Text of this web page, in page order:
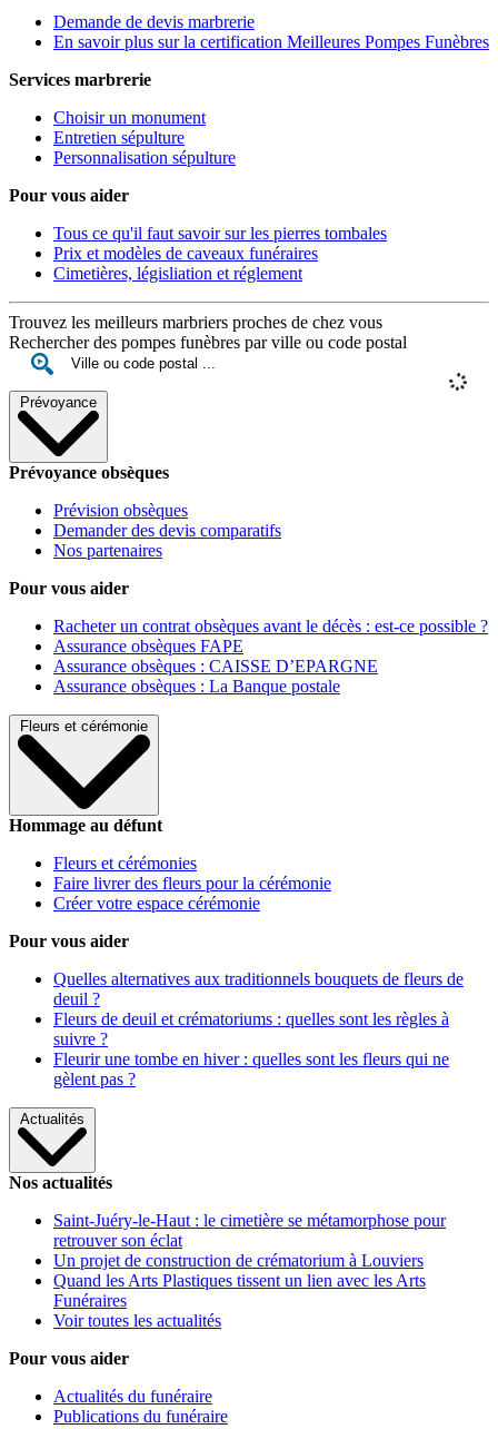
Demande de devis marbrerie
En savoir plus sur la certification Meilleures Pompes Funèbres
Services marbrerie
Choisir un monument
Entretien sépulture
Personnalisation sépulture
Pour vous aider
Tous ce qu'il faut savoir sur les pierres tombales
Prix et modèles de caveaux funéraires
Cimetières, législiation et réglement
Trouvez les meilleurs marbriers proches de chez vous
Rechercher des pompes funèbres par ville ou code postal
Prévoyance
Prévoyance obsèques
Prévision obsèques
Demander des devis comparatifs
Nos partenaires
Pour vous aider
Racheter un contrat obsèques avant le décès : est-ce possible ?
Assurance obsèques FAPE
Assurance obsèques : CAISSE D’EPARGNE
Assurance obsèques : La Banque postale
Fleurs et cérémonie
Hommage au défunt
Fleurs et cérémonies
Faire livrer des fleurs pour la cérémonie
Créer votre espace cérémonie
Pour vous aider
Quelles alternatives aux traditionnels bouquets de fleurs de
deuil ?
Fleurs de deuil et crématoriums : quelles sont les règles à
suivre ?
Fleurir une tombe en hiver : quelles sont les fleurs qui ne
gèlent pas ?
Actualités
Nos actualités
Saint-Juéry-le-Haut : le cimetière se métamorphose pour
retrouver son éclat
Un projet de construction de crématorium à Louviers
Quand les Arts Plastiques tissent un lien avec les Arts
Funéraires
Voir toutes les actualités
Pour vous aider
Actualités du funéraire
Publications du funéraire